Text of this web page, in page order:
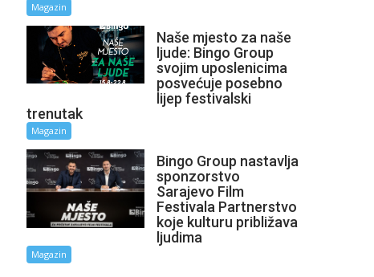
Magazin
Naše mjesto za naše
ljude: Bingo Group
svojim uposlenicima
posvećuje posebno
lijep festivalski
trenutak
Magazin
Bingo Group nastavlja
sponzorstvo
Sarajevo Film
Festivala Partnerstvo
koje kulturu približava
ljudima
Magazin